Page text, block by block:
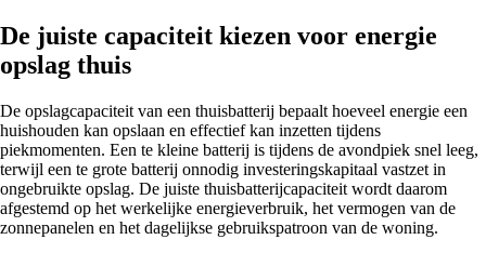
De juiste capaciteit kiezen voor energie
opslag thuis
De opslagcapaciteit van een thuisbatterij bepaalt hoeveel energie een
huishouden kan opslaan en effectief kan inzetten tijdens
piekmomenten. Een te kleine batterij is tijdens de avondpiek snel leeg,
terwijl een te grote batterij onnodig investeringskapitaal vastzet in
ongebruikte opslag. De juiste thuisbatterijcapaciteit wordt daarom
afgestemd op het werkelijke energieverbruik, het vermogen van de
zonnepanelen en het dagelijkse gebruikspatroon van de woning.